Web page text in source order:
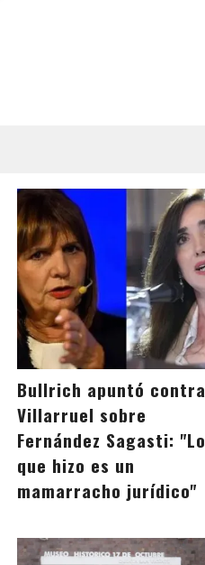
Bullrich apuntó contra
Villarruel sobre
Fernández Sagasti: "Lo
que hizo es un
mamarracho jurídico"